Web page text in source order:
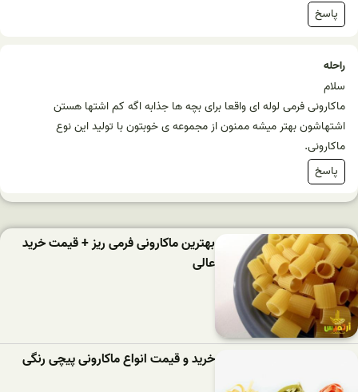
پاسخ
راحله
سلام
ماکارونی فرمی لوله ای واقعا برای بچه ها جذابه اگه کم اشتها هستن
اشتهاشون بهتر میشه ممنون از مجموعه ی خوبتون با تولید این نوع
ماکارونی.
پاسخ
بهترین ماکارونی فرمی ریز + قیمت خرید
عالی
خرید و قیمت انواع ماکارونی پیچی رنگی